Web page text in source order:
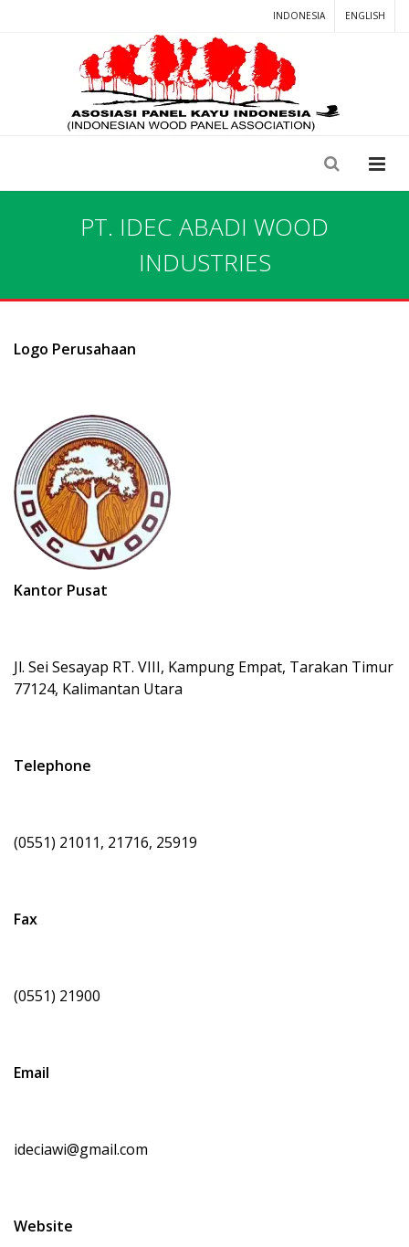
INDONESIA ENGLISH
PT. IDEC ABADI WOOD
INDUSTRIES
Logo Perusahaan
Kantor Pusat
Jl. Sei Sesayap RT. VIII, Kampung Empat, Tarakan Timur
77124, Kalimantan Utara
Telephone
(0551) 21011, 21716, 25919
Fax
(0551) 21900
Email
ideciawi@gmail.com
Website